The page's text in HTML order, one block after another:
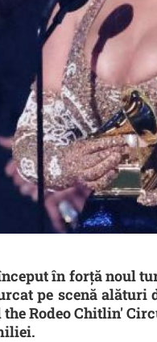
în forță noul
pe scenă alături
Rodeo Chitlin'